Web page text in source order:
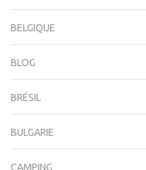
BELGIQUE
BLOG
BRÉSIL
BULGARIE
CAMPING